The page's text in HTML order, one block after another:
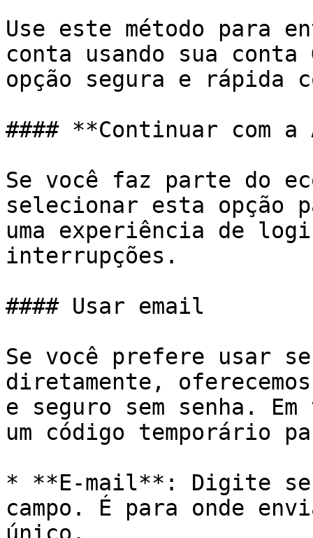
Use este método para
conta usando sua
opção segura e rápida
#### **Continuar com a
Se você faz parte do
selecionar esta opção
uma experiência de
interrupções.
#### Usar email
Se você prefere usar
diretamente,
e seguro sem senha.
um código temporário
* **E-mail**: Digite
campo. É para onde